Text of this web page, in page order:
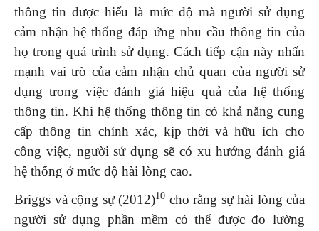
thông tin được hiểu là mức độ mà người sử dụng
cảm nhận hệ thống đáp ứng nhu cầu thông tin của
họ trong quá trình sử dụng. Cách tiếp cận này nhấn
mạnh vai trò của cảm nhận chủ quan của người sử
dụng trong việc đánh giá hiệu quả của hệ thống
thông tin. Khi hệ thống thông tin có khả năng cung
cấp thông tin chính xác, kịp thời và hữu ích cho
công việc, người sử dụng sẽ có xu hướng đánh giá
hệ thống ở mức độ hài lòng cao.
Briggs và cộng sự (2012)10 cho rằng sự hài lòng của
người sử dụng phần mềm có thể được đo lường